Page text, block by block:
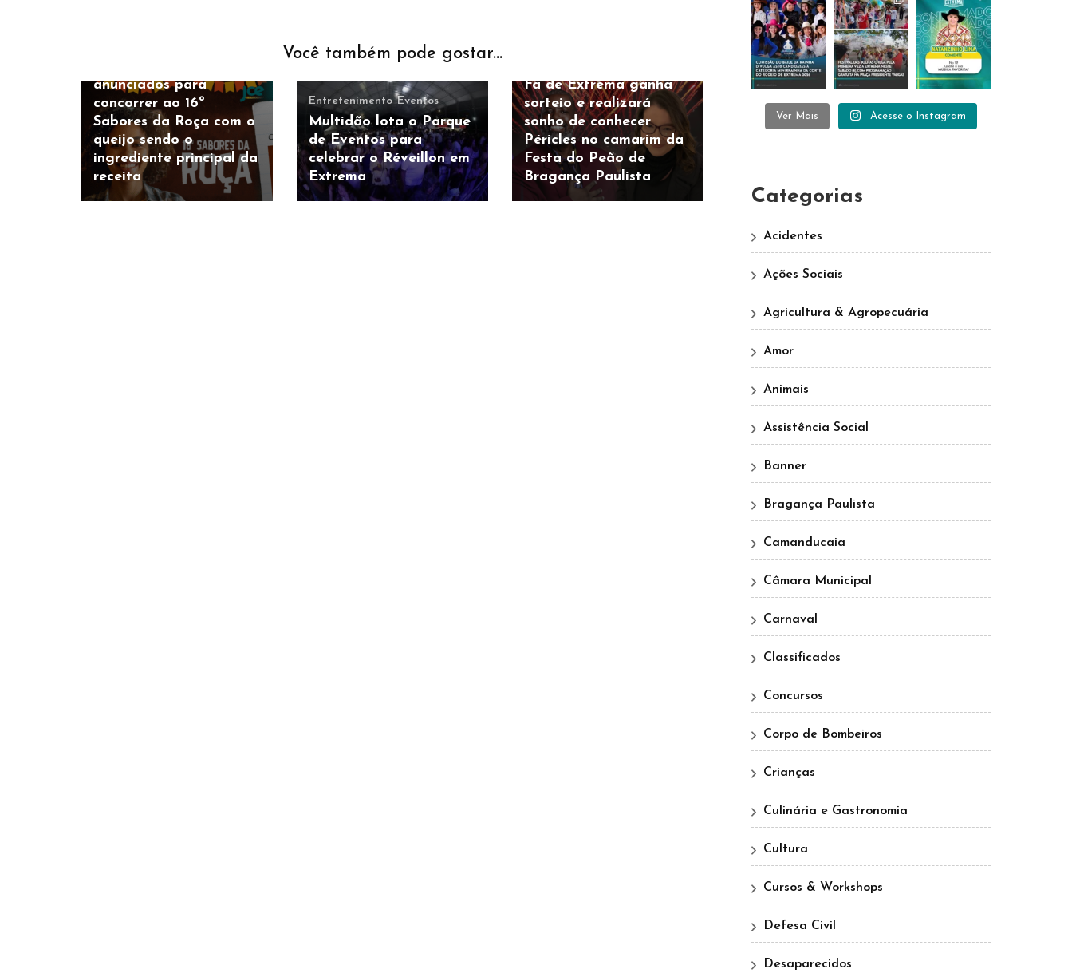
Você também pode gostar...
anunciados para
concorrer ao 16º
Sabores da Roça com o
queijo sendo o
ingrediente principal da
receita
Entretenimento Eventos
Multidão lota o Parque
de Eventos para
celebrar o Réveillon em
Extrema
Fã de Extrema ganha
sorteio e realizará
sonho de conhecer
Péricles no camarim da
Festa do Peão de
Bragança Paulista
Ver Mais Acesse o Instagram
Categorias
Acidentes
Ações Sociais
Agricultura & Agropecuária
Amor
Animais
Assistência Social
Banner
Bragança Paulista
Camanducaia
Câmara Municipal
Carnaval
Classificados
Concursos
Corpo de Bombeiros
Crianças
Culinária e Gastronomia
Cultura
Cursos & Workshops
Defesa Civil
Desaparecidos